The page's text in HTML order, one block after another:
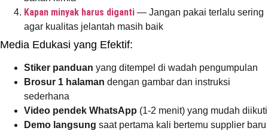
Kapan minyak harus diganti — Jangan pakai terlalu sering
agar kualitas jelantah masih baik
Media Edukasi yang Efektif:
Stiker panduan yang ditempel di wadah pengumpulan
Brosur 1 halaman dengan gambar dan instruksi
sederhana
Video pendek WhatsApp (1-2 menit) yang mudah diikuti
Demo langsung saat pertama kali bertemu supplier baru